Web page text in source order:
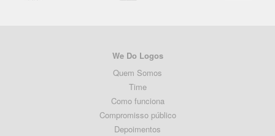
We Do Logos
Quem Somos
Time
Como funciona
Compromisso público
Depoimentos